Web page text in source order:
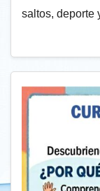
saltos, deporte